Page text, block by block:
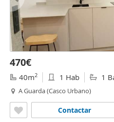
470€
40m2 1 Hab 1
A Guarda (Casco Urbano)
Contactar